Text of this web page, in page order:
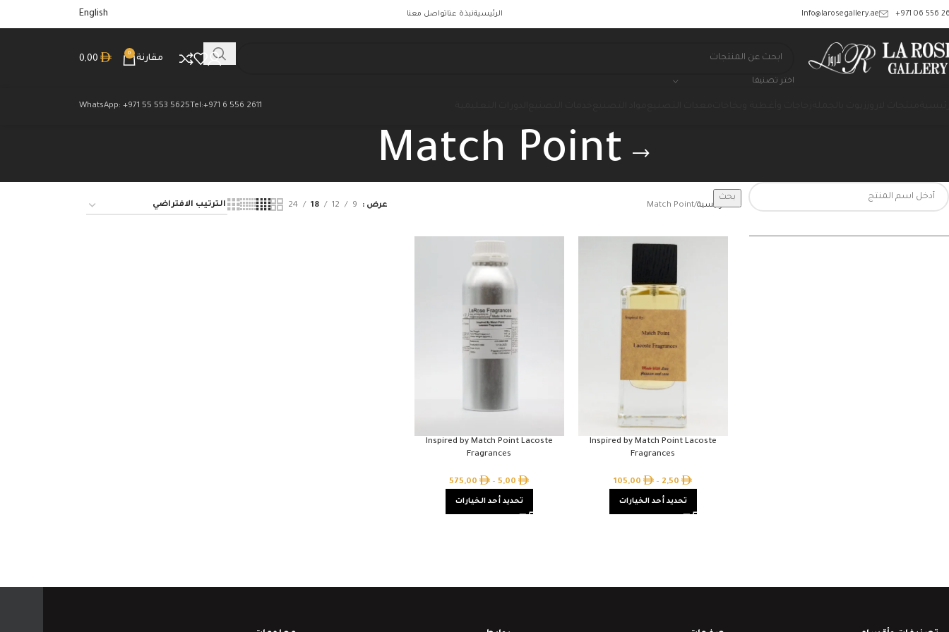
‎+971 06 556
Info@larosegallery.ae الرئيسيةنبذة عناتواصل معنا English
اختر تصنيفا
مقارنة
0
0,00
Tel:+971 6 556 2611
WhatsApp: +971 55 553 5625
Match Point
بحث
الرئيسية Match Point عرض 9
12
18
24
Inspired by Match Point Lacoste
Fragrances
2,50
–
105,00
تحديد أحد الخيارات
Inspired by Match Point Lacoste
Fragrances
5,00
–
575,00
تحديد أحد الخيارات